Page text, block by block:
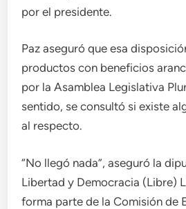
por el presidente.
Paz aseguró que esa
productos con beneficios
por la Asamblea Legislativa
sentido, se consultó si existe
al respecto.
“No llegó nada”, aseguró la
Libertad y Democracia (Libre)
forma parte de la Comisión de